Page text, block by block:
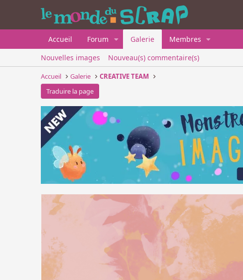
Accueil Forum Galerie Membres
Nouvelles images
Nouveau(s) commentaire(s)
Accueil Galerie
CREATIVE TEAM
Traduire la page